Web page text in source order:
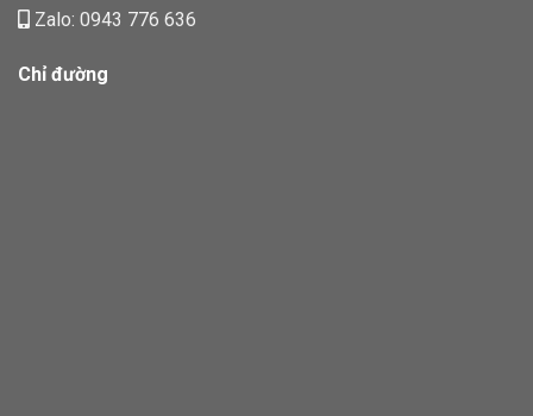
Zalo: 0943 776 636
Chỉ đường